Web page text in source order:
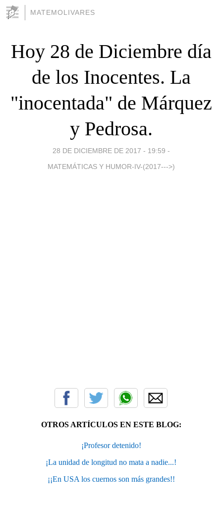
MATEMOLIVARES
Hoy 28 de Diciembre día
de los Inocentes. La
"inocentada" de Márquez
y Pedrosa.
28 DE DICIEMBRE DE 2017 - 19:59 -
MATEMÁTICAS Y HUMOR-IV-(2017--->)
OTROS ARTÍCULOS EN ESTE BLOG:
¡Profesor detenido!
¡La unidad de longitud no mata a nadie...!
¡¡En USA los cuernos son más grandes!!